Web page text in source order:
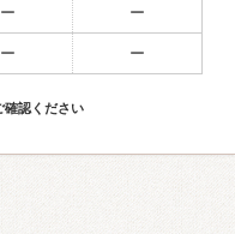
ー ー
ー ー
確認ください